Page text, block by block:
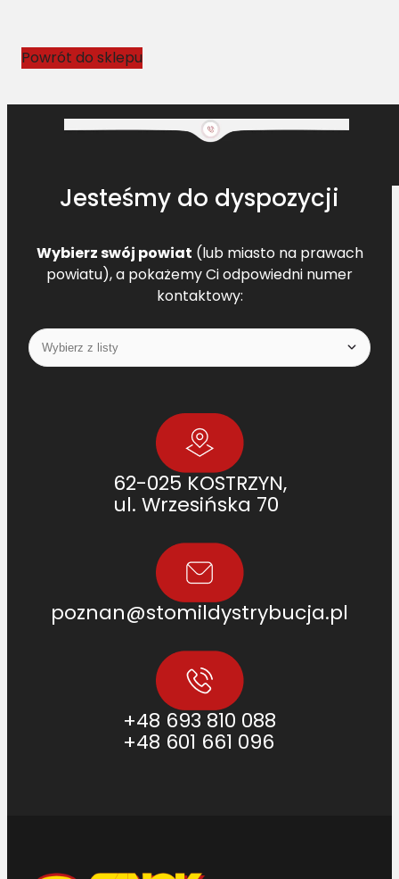
R
E
Powrót do sklepu
Jesteśmy do dyspozycji
Wybierz swój powiat (lub miasto na prawach
powiatu), a pokażemy Ci odpowiedni numer
kontaktowy:
62-025 KOSTRZYN,
ul. Wrzesińska 70
poznan@stomildystrybucja.pl
+48 693 810 088
+48 601 661 096